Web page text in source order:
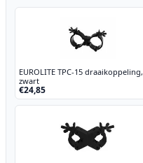
EUROLITE TPC-15 draaikoppeling,
zwart
€24,85